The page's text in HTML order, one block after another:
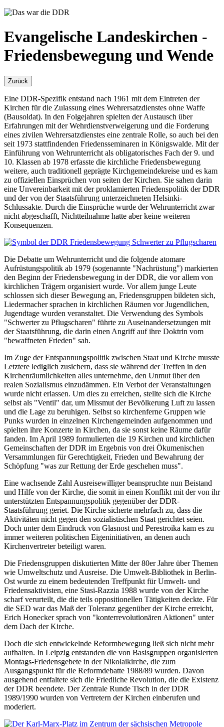
Evangelische Landeskirchen -
Friedensbewegung und Wende
Zurück
Eine DDR-Spezifik entstand nach 1961 mit dem Eintreten der
Kirchen für die Zulassung eines Wehrersatzdienstes ohne Waffe
(Bausoldat). In den Folgejahren spielten der Austausch über
Erfahrungen mit der Wehrdienstverweigerung und die Forderung
eines zivilen Wehrersatzdienstes eine zentrale Rolle, so auch bei den
seit 1973 stattfindenden Friedensseminaren in Königswalde. Mit der
Einführung von Wehrunterricht als obligatorisches Fach der 9. und
10. Klassen ab 1978 erfasste die kirchliche Friedensbewegung
weitere, auch traditionell geprägte Kirchgemeindekreise und es kam
zu offiziellen Einsprüchen von seiten der Kirchen. Sie sahen darin
eine Unvereinbarkeit mit der proklamierten Friedenspolitik der DDR
und der von der Staatsführung unterzeichneten Helsinki-
Schlussakte. Durch die Einsprüche wurde der Wehrunterricht zwar
nicht abgeschafft, Nichtteilnahme hatte aber keine weiteren
Konsequenzen.
Die Debatte um Wehrunterricht und die folgende atomare
Aufrüstungspolitik ab 1979 (sogenannte "Nachrüstung") markierten
den Beginn der Friedensbewegung in der DDR, die vor allem von
kirchlichen Trägern organisiert wurde. Vor allem junge Leute
schlossen sich dieser Bewegung an, Friedensgruppen bildeten sich,
Liedermacher sprachen in kirchlichen Räumen vor Jugendlichen,
Jugendtage wurden veranstaltet. Die Verwendung des Symbols
"Schwerter zu Pflugscharen" führte zu Auseinandersetzungen mit
der Staatsführung, die darin einen Angriff auf ihre Doktrin vom
"bewaffneten Frieden" sah.
Im Zuge der Entspannungspolitik zwischen Staat und Kirche musste
Letztere lediglich zusichern, dass sie während der Treffen in den
Kirchenräumlichkeiten alles unternehme, den Unmut über den
realen Sozialismus einzudämmen. Ein Verbot der Veranstaltungen
wurde nicht erlassen. Um dies zu erreichen, stellte sich die Kirche
selbst als "Ventil" dar, um Missmut der Bevölkerung Luft zu lassen
und die Lage zu beruhigen. Selbst so kirchenferne Gruppen wie
Punks wurden in einzelnen Kirchengemeinden aufgenommen und
spielten ihre Konzerte in Kirchen, da sie sonst keine Räume dafür
fanden. Im April 1989 formulierten die 19 Kirchen und kirchlichen
Gemeinschaften der DDR im Ergebnis von drei Ökumenischen
Versammlungen für Gerechtigkeit, Frieden und Bewahrung der
Schöpfung "was zur Rettung der Erde geschehen muss".
Eine wachsende Zahl Ausreisewilliger beanspruchte nun Beistand
und Hilfe von der Kirche, die somit in einen Konflikt mit der von ihr
unterstützten Entspannungspolitik gegenüber der DDR-
Staatsführung geriet. Die Kirche sicherte mehrfach zu, dass die
Aktivitäten nicht gegen den sozialistischen Staat gerichtet seien.
Doch unter dem Eindruck von Glasnost und Perestroika kam es zu
immer weiteren politischen Eigeninitiativen, an denen auch
Kirchenvertreter beteiligt waren.
Die Friedensgruppen diskutierten Mitte der 80er Jahre über Themen
wie Umweltschutz und Ausreise. Die Umwelt-Bibliothek in Berlin-
Ost wurde zu einem bedeutenden Treffpunkt für Umwelt- und
Friedensaktivisten, eine Stasi-Razzia 1988 wurde von der Kirche
scharf verurteilt, die die teils oppositionellen Tätigkeiten deckte. Für
die SED war das Maß der Toleranz gegenüber der Kirche erreicht,
Erich Honecker sprach von "konterrevolutionären Aktionen" unter
dem Dach der Kirche.
Doch die sich entwickelnde Reformbewegung ließ sich nicht mehr
aufhalten. In Leipzig entstanden die von Basisgruppen organisierten
Montags-Friedensgebete in der Nikolaikirche, die zum
Ausgangspunkt für die Reformdebatte 1988/89 wurden. Davon
ausgehend entfaltete sich die Friedliche Revolution, die die Existenz
der DDR beendete. Der Zentrale Runde Tisch in der DDR
1989/1990 wurden von Vertretern der Kirchen einberufen und
moderiert.